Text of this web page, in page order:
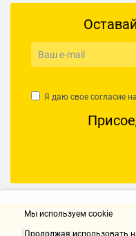
Я даю свое согласие
Мы используем cookie
Продолжая использовать